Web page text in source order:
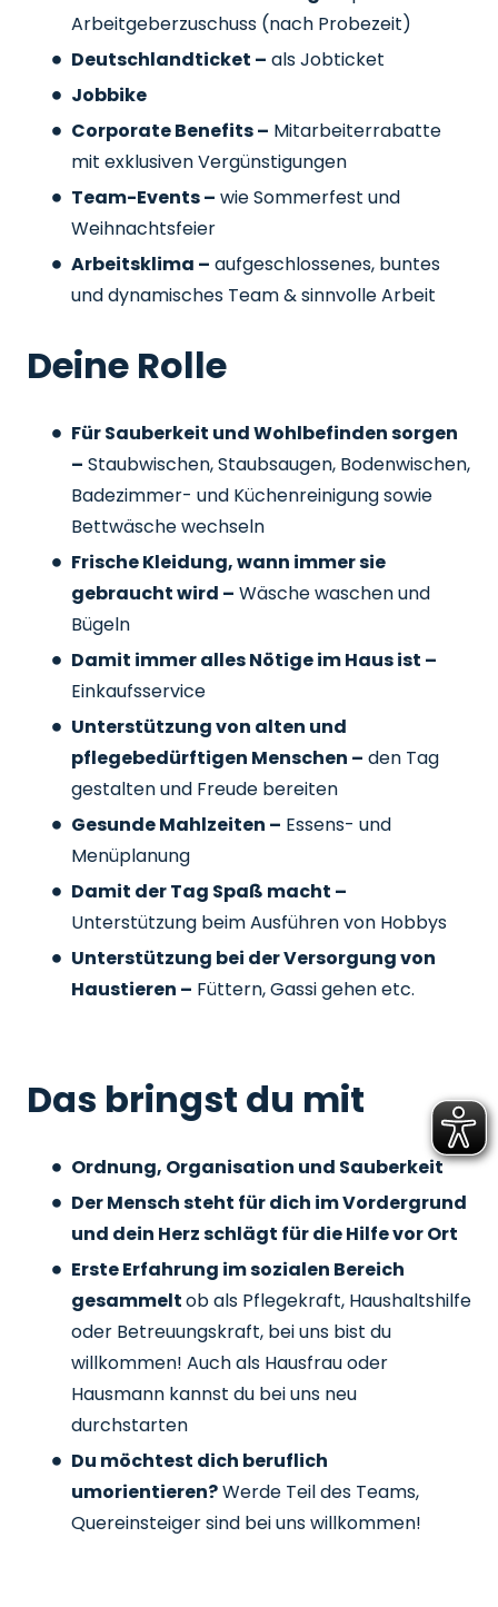
Arbeitgeberzuschuss (nach Probezeit)
Deutschlandticket – als Jobticket
Jobbike
Corporate Benefits – Mitarbeiterrabatte
mit exklusiven Vergünstigungen
Team-Events – wie Sommerfest und
Weihnachtsfeier
Arbeitsklima – aufgeschlossenes, buntes
und dynamisches Team & sinnvolle Arbeit
Deine Rolle
Für Sauberkeit und Wohlbefinden sorgen
– Staubwischen, Staubsaugen, Bodenwischen,
Badezimmer- und Küchenreinigung sowie
Bettwäsche wechseln
Frische Kleidung, wann immer sie
gebraucht wird – Wäsche waschen und
Bügeln
Damit immer alles Nötige im Haus ist –
Einkaufsservice
Unterstützung von alten und
pflegebedürftigen Menschen – den Tag
gestalten und Freude bereiten
Gesunde Mahlzeiten – Essens- und
Menüplanung
Damit der Tag Spaß macht –
Unterstützung beim Ausführen von Hobbys
Unterstützung bei der Versorgung von
Haustieren – Füttern, Gassi gehen etc.
Das bringst du mit
Ordnung, Organisation und Sauberkeit
Der Mensch steht für dich im Vordergrund
und dein Herz schlägt für die Hilfe vor Ort
Erste Erfahrung im sozialen Bereich
gesammeltob als Pflegekraft, Haushaltshilfe
oder Betreuungskraft, bei uns bist du
willkommen! Auch als Hausfrau oder
Hausmann kannst du bei uns neu
durchstarten
Du möchtest dich beruflich
umorientieren?Werde Teil des Teams,
Quereinsteiger sind bei uns willkommen!